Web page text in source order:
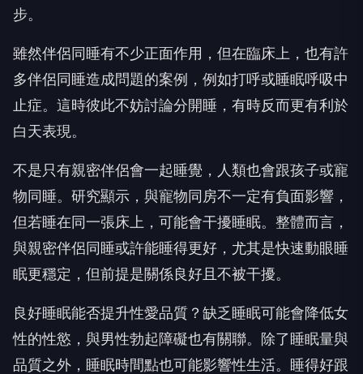
步。
雖然伴侶同睡有不少正面作用，但在臨床上，也有許
多伴侶同睡造成問題的案例，例如打呼或睡眠呼吸中
止症。這時彼此不妨討論分開睡，有時反而更有利於
白天表現。
不是只有親密伴侶會一起睡覺，人類也會跟孩子或寵
物同睡。研究顯示，與寵物同房不一定有負面影響，
但若睡在同一張床上，可能會干擾睡眠。整體而言，
與親密伴侶同睡或許能睡得更好，尤其是快速動眼睡
眠更穩定，但前提是關係良好且不被干擾。
良好睡眠能否提升性愛品質？缺乏睡眠可能會降低女
性的性慾，與男性勃起障礙也有關聯。除了睡眠量與
品質之外，睡眠時間點也可能影響性生活。睡得好跟